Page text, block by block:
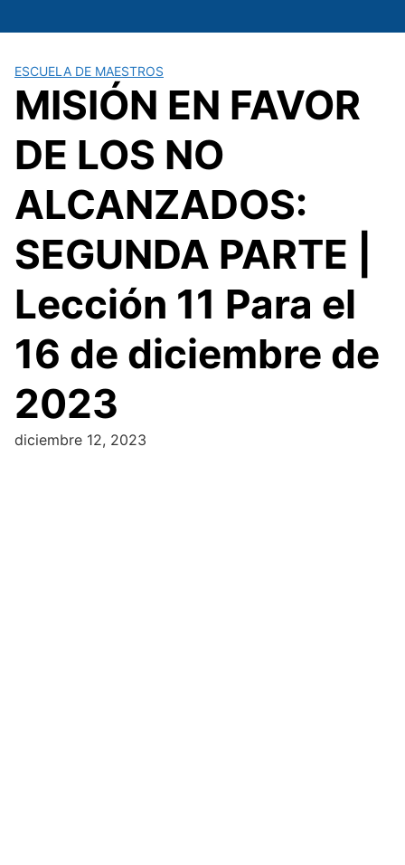
al
ESCUELA DE MAESTROS
MISIÓN EN FAVOR
DE LOS NO
ALCANZADOS:
SEGUNDA PARTE |
Lección 11 Para el
16 de diciembre de
2023
diciembre 12, 2023